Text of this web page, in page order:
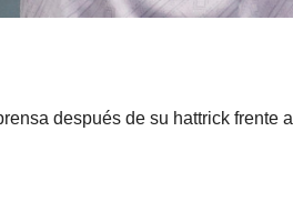
después de su hattrick frente